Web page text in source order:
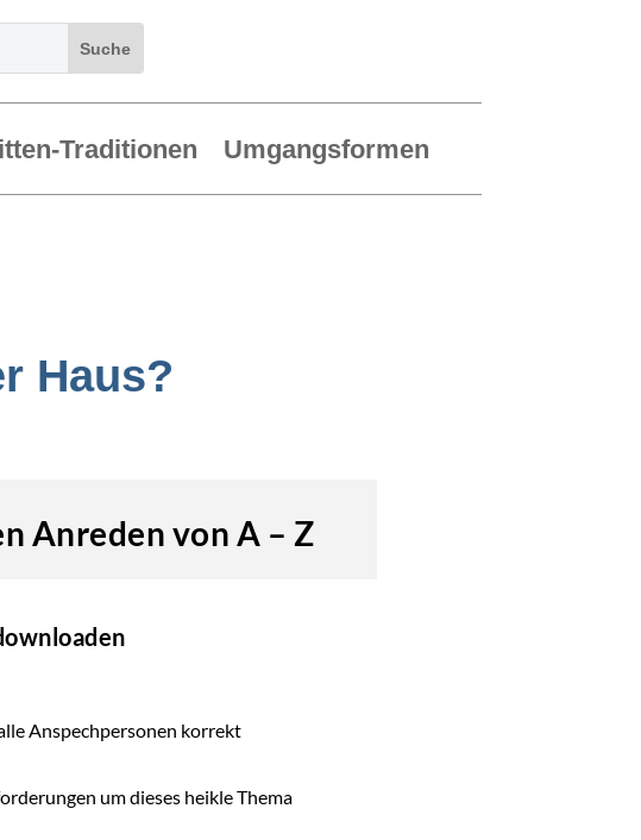
Traditionen Umgangsformen
Haus?